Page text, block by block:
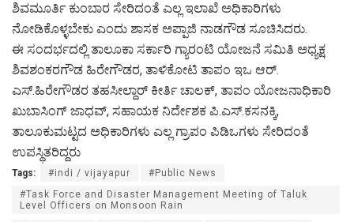
ಶಿವಮೂರ್ತಿ ಕುಂಬಾರ ಸೇರಿದಂತೆ ಎಲ್ಲ ಇಲಾಖೆ ಅಧಿಕಾರಿಗಳು
ನೋಡಿಕೊಳ್ಳಬೇಕು ಎಂದು ಶಾಸಕ ಅಪ್ಪಾಜಿ ನಾಡಗೌಡ ಸೂಚಿಸಿದರು.
ಈ ಸಂದರ್ಭದಲ್ಲಿ ತಾಲೂಕಾ ಸರ್ಕಾರಿ ಗ್ಯಾರಂಟಿ ಯೋಜನೆ ಸಮಿತಿ ಅಧ್ಯಕ್ಷ
ಶಿವಶಂಕರಗೌಡ ಹಿರೇಗೌಡರ, ತಾಳಿಕೋಟಿ ತಾಪಂ ಇಒ ಆರ್.
ಎಸ್.ಹಿರೇಗೌಡರ ತಹಸೀಲ್ದಾರ್ ಕೀರ್ತಿ ಚಾಲಕ್, ತಾಪಂ ಯೋಜನಾಧಿಕಾರಿ
ಖುಬಾಸಿಂಗ್ ಜಾಧವ್, ಸಹಾಯಕ ನಿರ್ದೇಶಕ ಪಿ.ಎಸ್.ಕಸನಕ್ಕಿ,
ತಾಲೂಕುಮಟ್ಟದ ಅಧಿಕಾರಿಗಳು ಎಲ್ಲ ಗ್ರಾಪಂ ಪಿಡಿಒಗಳು ಸೇರಿದಂತೆ
ಉಪಸ್ಥಿತರಿದ್ದರು
Tags: #indi / vijayapur
#Public News
#Task Force and Disaster Management Meeting of Taluk
Level Officers on Monsoon Rain